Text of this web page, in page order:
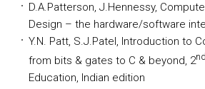
D.A.Patterson, J.Hennessy,
Design – the hardware/software
Y.N. Patt, S.J.Patel, Introduction to
from bits & gates to C & beyond, 2nd
Education, Indian edition